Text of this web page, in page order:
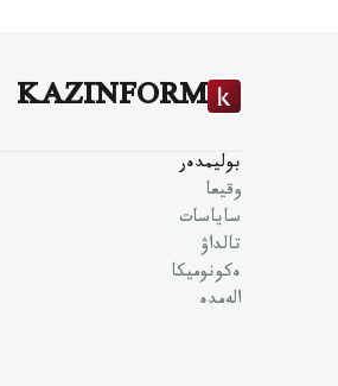
KAZINFORM
بوليمدەر
وقيعا
ساياسات
تالداۋ
ەكونوميكا
الەمدە